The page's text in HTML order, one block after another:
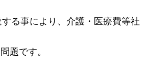
する事により、介護・医療費等社
題です。